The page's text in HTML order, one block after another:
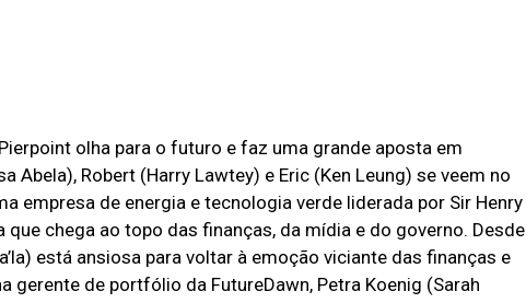
olha para o futuro e faz uma grande aposta em
Abela), Robert (Harry Lawtey) e Eric (Ken Leung) se veem no
empresa de energia e tecnologia verde liderada por Sir Henry
chega ao topo das finanças, da mídia e do governo. Desde
está ansiosa para voltar à emoção viciante das finanças e
gerente de portfólio da FutureDawn, Petra Koenig (Sarah